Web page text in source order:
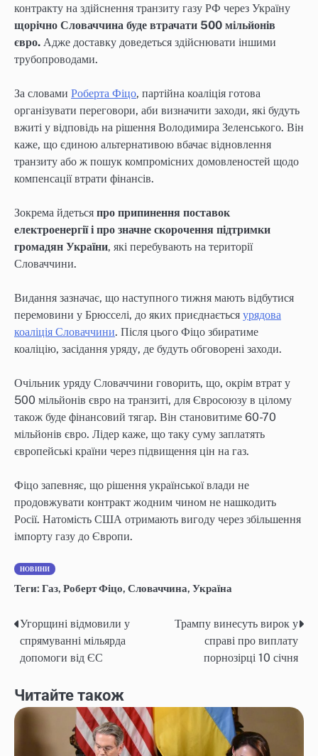
контракту на здійснення транзиту газу РФ через Україну
щорічно Словаччина буде втрачати 500 мільйонів
євро. Адже доставку доведеться здійснювати іншими
трубопроводами.
За словами Роберта Фіцо, партійна коаліція готова
організувати переговори, аби визначити заходи, які будуть
вжиті у відповідь на рішення Володимира Зеленського. Він
каже, що єдиною альтернативою вбачає відновлення
транзиту або ж пошук компромісних домовленостей щодо
компенсації втрати фінансів.
Зокрема йдеться про припинення поставок
електроенергії і про значне скорочення підтримки
громадян України, які перебувають на території
Словаччини.
Видання зазначає, що наступного тижня мають відбутися
перемовини у Брюсселі, до яких приєднається урядова
коаліція Словаччини. Після цього Фіцо збиратиме
коаліцію, засідання уряду, де будуть обговорені заходи.
Очільник уряду Словаччини говорить, що, окрім втрат у
500 мільйонів євро на транзиті, для Євросоюзу в цілому
також буде фінансовий тягар. Він становитиме 60-70
мільйонів євро. Лідер каже, що таку суму заплатять
європейські країни через підвищення цін на газ.
Фіцо запевняє, що рішення української влади не
продовжувати контракт жодним чином не нашкодить
Росії. Натомість США отримають вигоду через збільшення
імпорту газу до Європи.
НОВИНИ
Теги: Газ, Роберт Фіцо, Словаччина, Україна
Навігація
записів
Угорщині відмовили у
спрямуванні мільярда
допомоги від ЄС
Трампу винесуть вирок у
справі про виплату
порнозірці 10 січня
Читайте також